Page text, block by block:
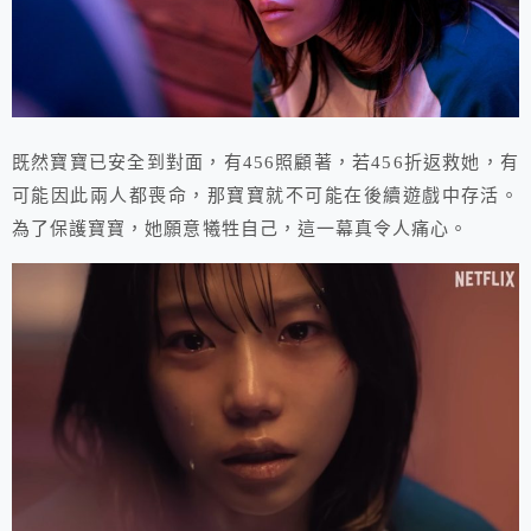
既然寶寶已安全到對面，有456照顧著，若456折返救她，有
可能因此兩人都喪命，那寶寶就不可能在後續遊戲中存活。
為了保護寶寶，她願意犧牲自己，這一幕真令人痛心。